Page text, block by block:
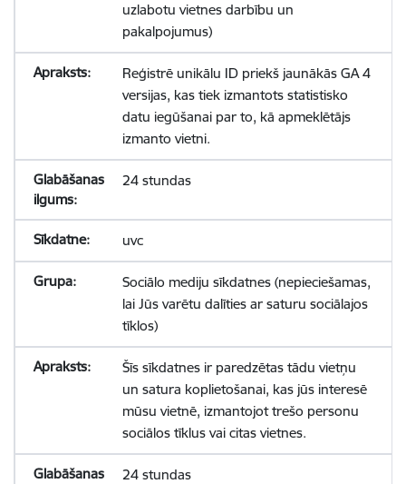
uzlabotu vietnes darbību un
pakalpojumus)
Reģistrē unikālu ID priekš jaunākās GA 4
versijas, kas tiek izmantots statistisko
datu iegūšanai par to, kā apmeklētājs
izmanto vietni.
24 stundas
uvc
Sociālo mediju sīkdatnes (nepieciešamas,
lai Jūs varētu dalīties ar saturu sociālajos
tīklos)
Šīs sīkdatnes ir paredzētas tādu vietņu
un satura koplietošanai, kas jūs interesē
mūsu vietnē, izmantojot trešo personu
sociālos tīklus vai citas vietnes.
24 stundas